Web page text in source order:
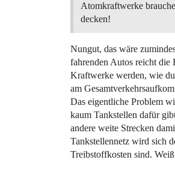
Atomkraftwerke
decken!
Nungut, das wäre
fahrenden Autos reicht die
Kraftwerke werden, wie
am
Das eigentliche Problem
kaum Tankstellen dafür
andere weite Strecken
Tankstellennetz wird sich
Treibstoffkosten sind.